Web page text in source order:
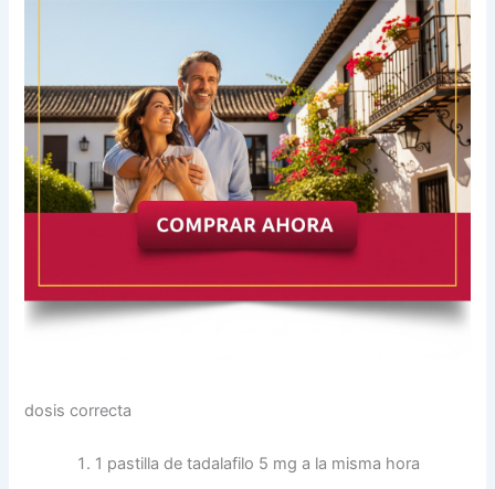
dosis correcta
1 pastilla de tadalafilo 5 mg a la misma hora